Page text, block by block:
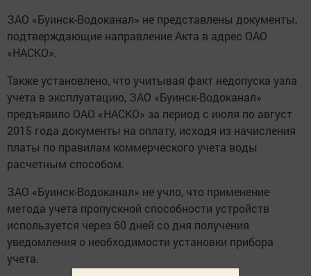
ЗАО «Буинск-Водоканал» не представлены документы,
подтверждающие направление Акта в адрес ОАО
«НАСКО».
Также установлено, что учитывая факт недопуска узла
учета в эксплуатацию, ЗАО «Буинск-Водоканал»
предъявило ОАО «НАСКО» за период с июля по август
2015 года документы на оплату, исходя из начисления
платы по правилам коммерческого учета воды
расчетным способом.
ЗАО «Буинск-Водоканал» не учло, что применение
метода учета пропускной способности устройств
используется через 60 дней со дня получения
уведомления о необходимости установки прибора
учета.